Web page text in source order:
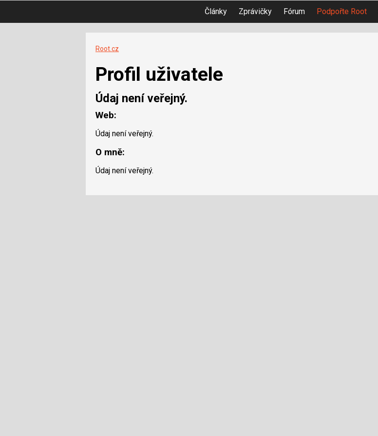
Články Zprávičky Fórum Podpořte Root
Root.cz
Profil uživatele
Údaj není veřejný.
Web:
Údaj není veřejný.
O mně:
Údaj není veřejný.